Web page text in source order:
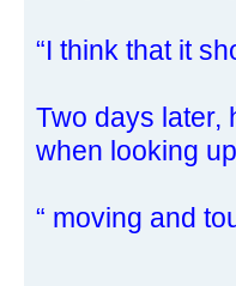
“I think that it
Two days later,
when looking
“ moving and